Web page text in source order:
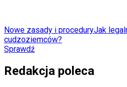
Nowe zasady i proceduryJak
cudzoziemców?
Sprawdź
Redakcja poleca